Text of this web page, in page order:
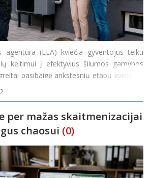
agentūra (LEA) kviečia gyventojus teikti
keitimui į efektyvius šilumos gamybos
pasibaigę ankstesnių etapų kvietimai
susidomėjimą naujais ir efektyviais
per mažas skaitmenizacijai
chaosui (0)